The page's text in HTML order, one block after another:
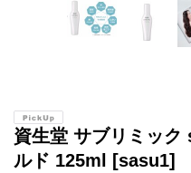
資生堂 サブリミッ
ルド 125ml
[sasu1]